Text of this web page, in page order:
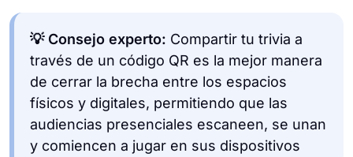
💡 Consejo experto: Compartir tu trivia a
través de un código QR es la mejor manera
de cerrar la brecha entre los espacios
físicos y digitales, permitiendo que las
audiencias presenciales escaneen, se unan
y comiencen a jugar en sus dispositivos